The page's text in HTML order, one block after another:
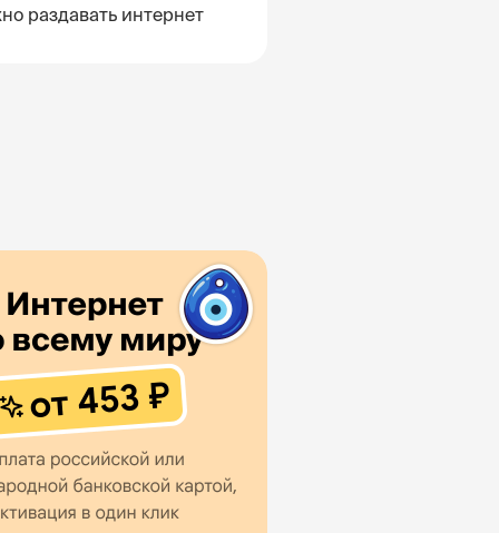
раздавать интернет